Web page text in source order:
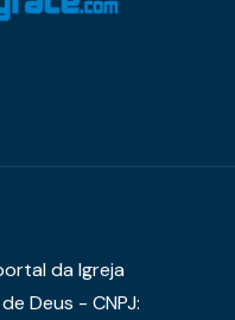
da Igreja
Deus - CNPJ: